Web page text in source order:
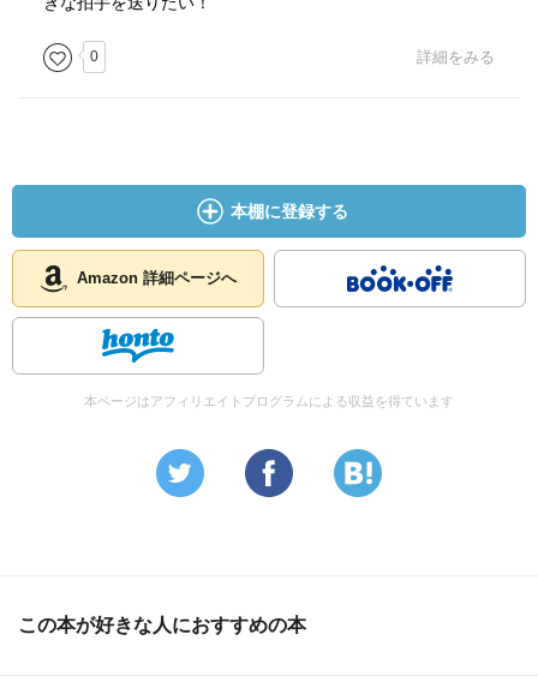
0 詳細をみる
本棚に登録する
Amazon 詳細ページへ
本ページはアフィリエイトプログラムによる収益を得ています
この本が好きな人におすすめの本